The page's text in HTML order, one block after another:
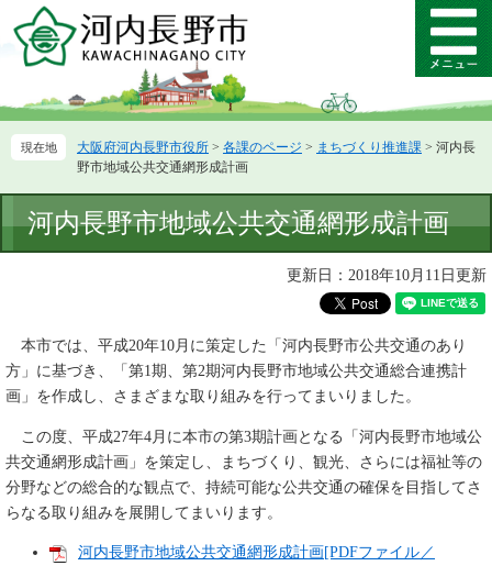
ー
先
ニ
を
て
メ
ニ
ー
大阪府河内長野市役所 > 各課のページ > まちづくり推進課 > 河内長
野市地域公共交通網形成計画
文
河内長野市地域公共交通網形成計画
更新日：2018年10月11日更新
本市では、平成20年10月に策定した「河内長野市公共交通のあり
方」に基づき、「第1期、第2期河内長野市地域公共交通総合連携計
画」を作成し、さまざまな取り組みを行ってまいりました。
この度、平成27年4月に本市の第3期計画となる「河内長野市地域公
共交通網形成計画」を策定し、まちづくり、観光、さらには福祉等の
分野などの総合的な観点で、持続可能な公共交通の確保を目指してさ
らなる取り組みを展開してまいります。
河内長野市地域公共交通網形成計画[PDFファイル／